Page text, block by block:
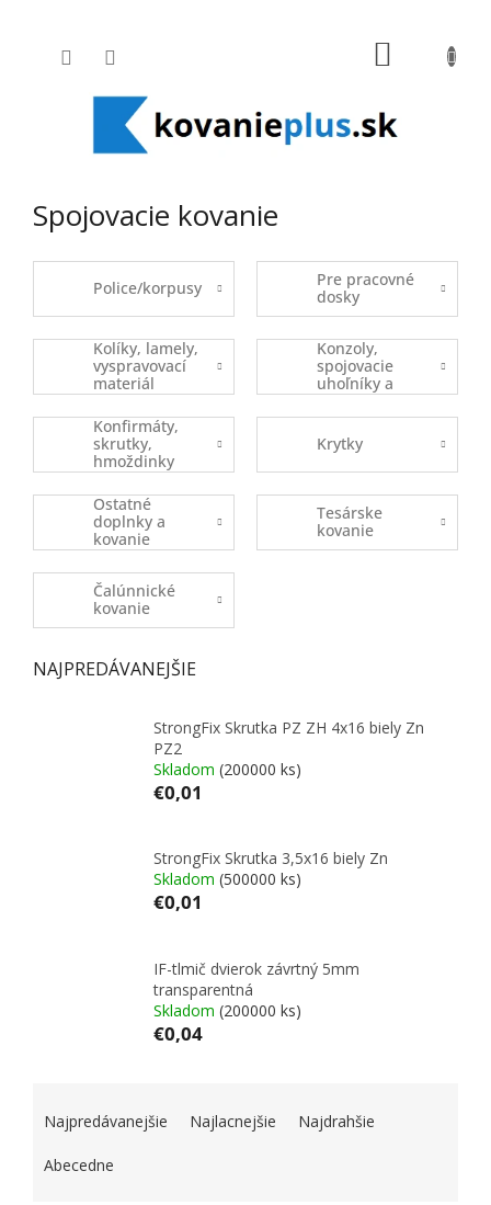
Spojovacie kovanie
Police/korpusy
Pre pracovné
dosky
Kolíky, lamely,
vyspravovací
materiál
Konzoly,
spojovacie
uhoľníky a
plechy
Konfirmáty,
skrutky,
hmoždinky
Krytky
Ostatné
doplnky a
kovanie
Tesárske
kovanie
Čalúnnické
kovanie
NAJPREDÁVANEJŠIE
StrongFix Skrutka PZ ZH 4x16 biely Zn
PZ2
Skladom (200000 ks)
€0,01
StrongFix Skrutka 3,5x16 biely Zn
Skladom (500000 ks)
€0,01
IF-tlmič dvierok závrtný 5mm
transparentná
Skladom (200000 ks)
€0,04
Najpredávanejšie Najlacnejšie Najdrahšie
Abecedne